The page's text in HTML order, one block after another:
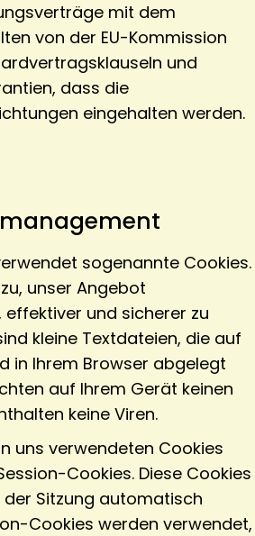
mit dem
von der EU-Kommission
und
dass die
eingehalten werden.
sogenannte Cookies.
unser Angebot
und sicherer zu
kleine Textdateien, die auf
in Ihrem Browser abgelegt
auf Ihrem Gerät keinen
keine Viren.
uns verwendeten Cookies
Cookies. Diese Cookies
Sitzung automatisch
Cookies werden verwendet,